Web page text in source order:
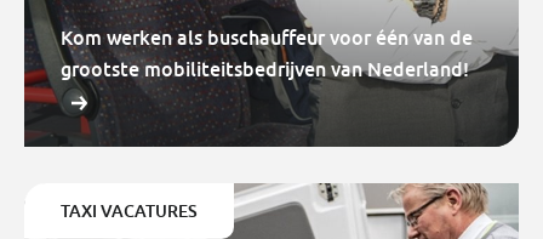
Kom werken als buschauffeur voor één van de
grootste mobiliteitsbedrijven van Nederland!
TAXI VACATURES